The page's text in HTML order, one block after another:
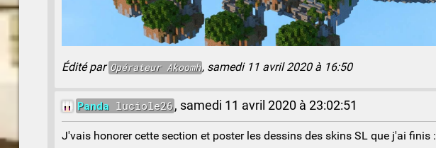
Édité parOpérateurAkoomh, samedi 11 avril 2020 à 16:50
Panda luciole26, samedi 11 avril 2020 à 23:02:51
J'vais honorer cette section et poster les dessins des skins SL que j'ai finis :